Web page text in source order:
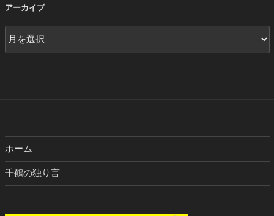
アーカイブ
ホーム
千鶴の独り言